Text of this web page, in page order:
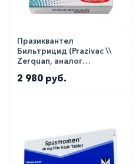
Празиквантел
Бильтрицид (Prazivac \\
Zerquan, аналог
табл. 600мг №8
2 980 руб.